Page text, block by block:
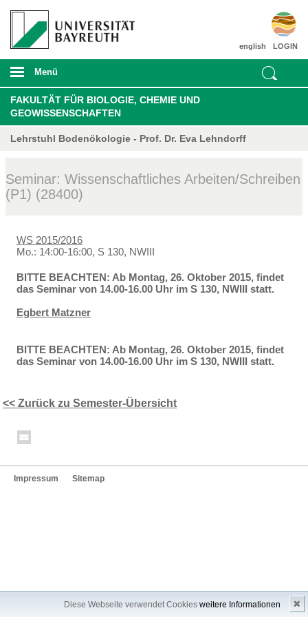
Diese Webseite verwendet Cookies weitere Informationen ✖
LOGIN
english
Menü
FAKULTÄT FÜR BIOLOGIE, CHEMIE UND
GEOWISSENSCHAFTEN
Lehrstuhl Bodenökologie - Prof. Dr. Eva Lehndorff
Seminar: Wissenschaftliches Arbeiten/Schreiben
(P1) (28400)
WS 2015/2016
Mo.: 14:00-16:00, S 130, NWIII
BITTE BEACHTEN: Ab Montag, 26. Oktober 2015, findet
das Seminar von 14.00-16.00 Uhr im S 130, NWIII statt.
Egbert Matzner
BITTE BEACHTEN: Ab Montag, 26. Oktober 2015, findet
das Seminar von 14.00-16.00 Uhr im S 130, NWIII statt.
<< Zurück zu Semester-Übersicht
Impressum Sitemap